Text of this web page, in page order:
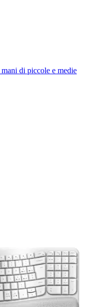
di piccole e medie